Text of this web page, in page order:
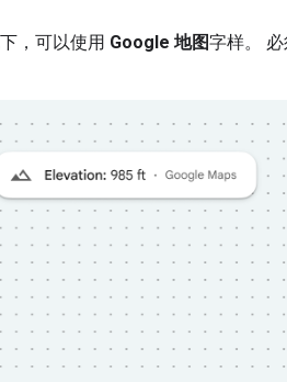
，可以使用 Google 地图字样。